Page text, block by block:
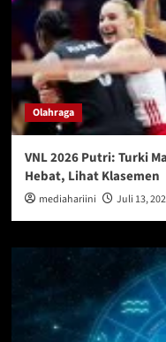
Olahraga
VNL 2026 Putri: Turki
Hebat, Lihat Klasemen
mediahariini Juli 13,